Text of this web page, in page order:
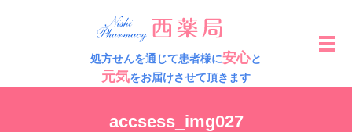
処方せんを通じて患者様に安心と
元気をお届けさせて頂きます
メ
accsess_img027